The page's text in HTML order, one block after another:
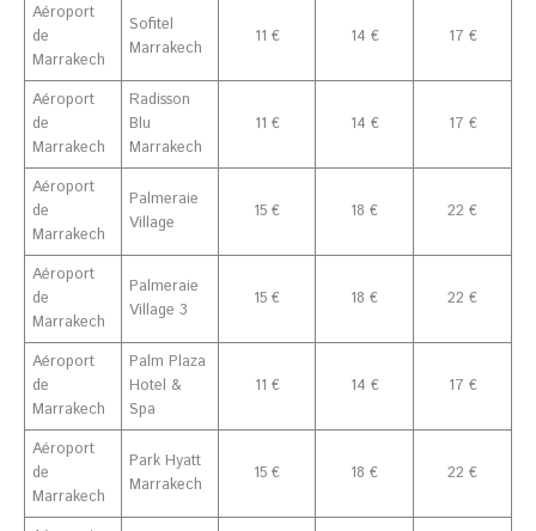
Aéroport
de
Marrakech
Sofitel
Marrakech
11 € 14 € 17 €
Aéroport
de
Marrakech
Radisson
Blu
Marrakech
11 € 14 € 17 €
Aéroport
de
Marrakech
Palmeraie
Village
15 € 18 € 22 €
Aéroport
de
Marrakech
Palmeraie
Village 3
15 € 18 € 22 €
Aéroport
de
Marrakech
Palm Plaza
Hotel &
Spa
11 € 14 € 17 €
Aéroport
de
Marrakech
Park Hyatt
Marrakech
15 € 18 € 22 €